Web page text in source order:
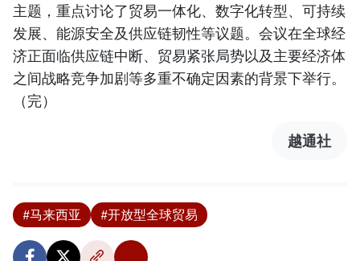
主题，重点讨论了贸易一体化、数字化转型、可持续
发展、能源安全及供应链韧性等议题。会议在全球经
济正面临供应链中断、贸易紧张局势以及主要经济体
之间战略竞争加剧等多重不确定因素的背景下举行。
（完）
越通社
#马来西亚 #开放型全球贸易